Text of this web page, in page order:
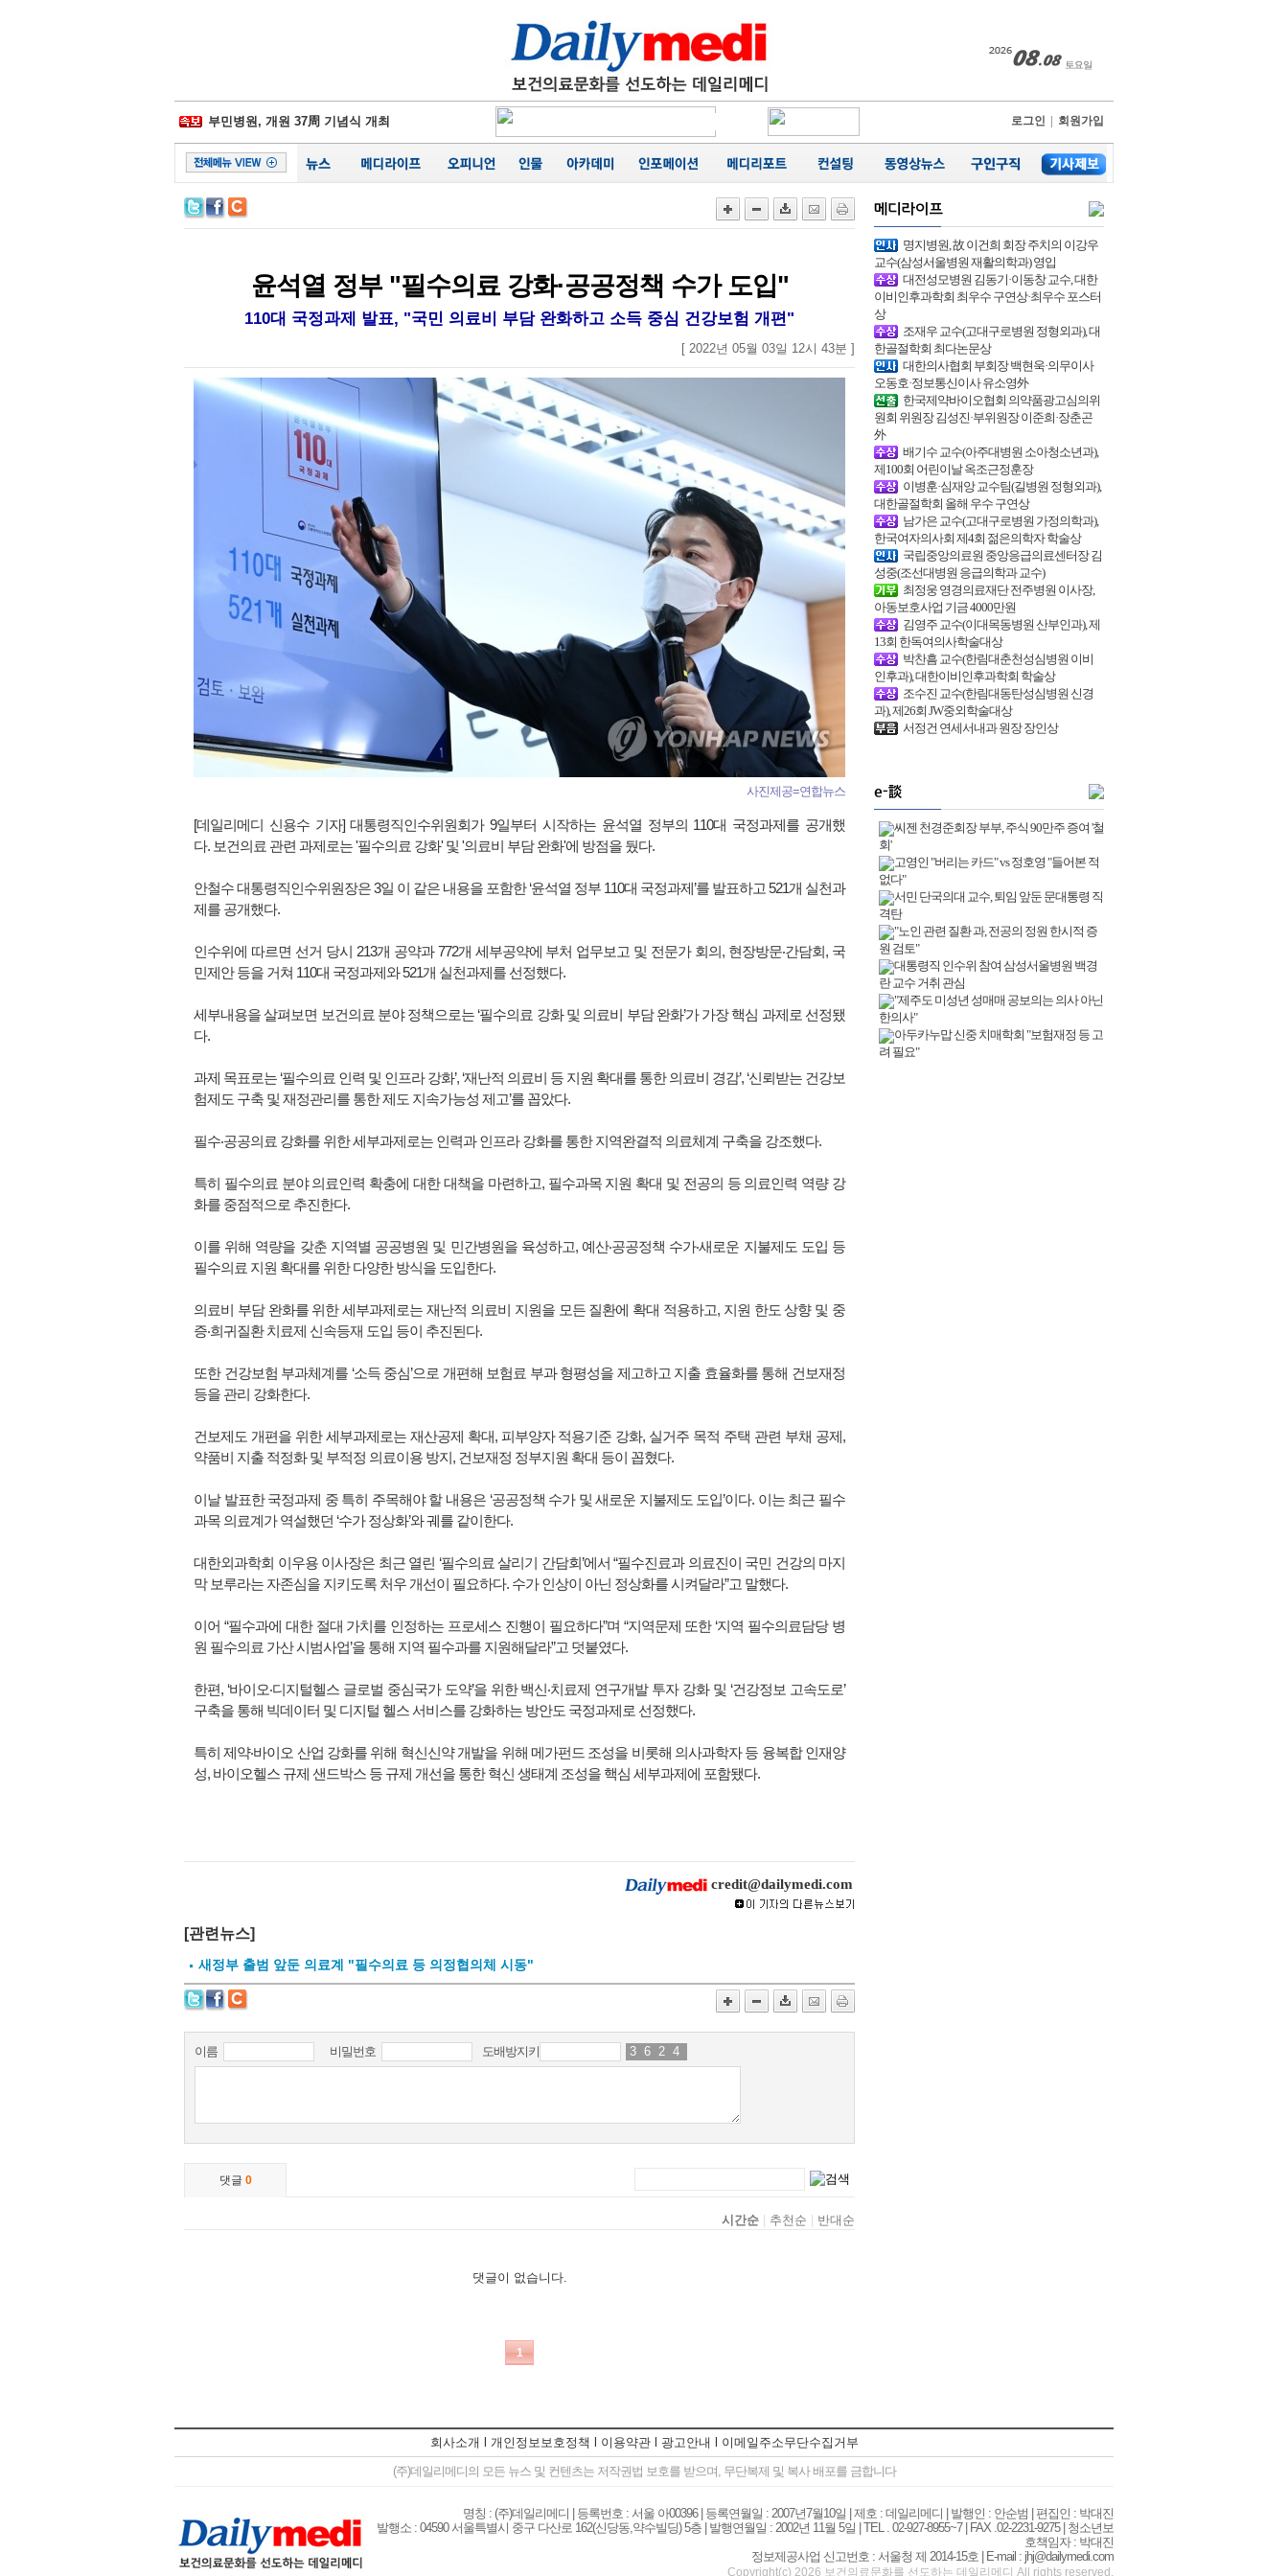
경찰병원, 어버이날 맞아 입원환자에 카네이션
부민병원, 개원 37周 기념식 개최
김포우리병원, '이웃사랑 그리기 대회' 성료
서울대병원, 베트남에 검진시스템 이식
비플러스랩, 종합 헬스케어 플랫폼 잰걸음
시화병원, 심폐소생술 모의훈련‧실기평가
삼성물산-제일모직 합병 무효소송 6년만에 '마무
로그인 회원가입
윤석열 정부 "필수의료 강화·공공정책 수가 도입"
110대 국정과제 발표, "국민 의료비 부담 완화하고 소득 중심 건강보험 개편"
[ 2022년 05월 03일 12시 43분 ]
사진제공=연합뉴스
[데일리메디 신용수 기자] 대통령직인수위원회가 9일부터 시작하는 윤석열 정부의 110대 국정과제를 공개했
다. 보건의료 관련 과제로는 '필수의료 강화' 및 '의료비 부담 완화'에 방점을 뒀다.
안철수 대통령직인수위원장은 3일 이 같은 내용을 포함한 ‘윤석열 정부 110대 국정과제’를 발표하고 521개 실천과
제를 공개했다.
인수위에 따르면 선거 당시 213개 공약과 772개 세부공약에 부처 업무보고 및 전문가 회의, 현장방문‧간담회, 국
민제안 등을 거쳐 110대 국정과제와 521개 실천과제를 선정했다.
세부내용을 살펴보면 보건의료 분야 정책으로는 ‘필수의료 강화 및 의료비 부담 완화’가 가장 핵심 과제로 선정됐
다.
과제 목표로는 ‘필수의료 인력 및 인프라 강화’, ‘재난적 의료비 등 지원 확대를 통한 의료비 경감’, ‘신뢰받는 건강보
험제도 구축 및 재정관리를 통한 제도 지속가능성 제고’를 꼽았다.
필수‧공공의료 강화를 위한 세부과제로는 인력과 인프라 강화를 통한 지역완결적 의료체계 구축을 강조했다.
특히 필수의료 분야 의료인력 확충에 대한 대책을 마련하고, 필수과목 지원 확대 및 전공의 등 의료인력 역량 강
화를 중점적으로 추진한다.
이를 위해 역량을 갖춘 지역별 공공병원 및 민간병원을 육성하고, 예산‧공공정책 수가‧새로운 지불제도 도입 등
필수의료 지원 확대를 위한 다양한 방식을 도입한다.
의료비 부담 완화를 위한 세부과제로는 재난적 의료비 지원을 모든 질환에 확대 적용하고, 지원 한도 상향 및 중
증‧희귀질환 치료제 신속등재 도입 등이 추진된다.
또한 건강보험 부과체계를 ‘소득 중심’으로 개편해 보험료 부과 형평성을 제고하고 지출 효율화를 통해 건보재정
등을 관리 강화한다.
건보제도 개편을 위한 세부과제로는 재산공제 확대, 피부양자 적용기준 강화, 실거주 목적 주택 관련 부채 공제,
약품비 지출 적정화 및 부적정 의료이용 방지, 건보재정 정부지원 확대 등이 꼽혔다.
이날 발표한 국정과제 중 특히 주목해야 할 내용은 ‘공공정책 수가 및 새로운 지불제도 도입’이다. 이는 최근 필수
과목 의료계가 역설했던 ‘수가 정상화’와 궤를 같이한다.
대한외과학회 이우용 이사장은 최근 열린 ‘필수의료 살리기 간담회’에서 “필수진료과 의료진이 국민 건강의 마지
막 보루라는 자존심을 지키도록 처우 개선이 필요하다. 수가 인상이 아닌 정상화를 시켜달라”고 말했다.
이어 “필수과에 대한 절대 가치를 인정하는 프로세스 진행이 필요하다”며 “지역문제 또한 ‘지역 필수의료담당 병
원 필수의료 가산 시범사업’을 통해 지역 필수과를 지원해달라”고 덧붙였다.
한편, ‘바이오‧디지털헬스 글로벌 중심국가 도약’을 위한 백신‧치료제 연구개발 투자 강화 및 ‘건강정보 고속도로’
구축을 통해 빅데이터 및 디지털 헬스 서비스를 강화하는 방안도 국정과제로 선정했다.
특히 제약‧바이오 산업 강화를 위해 혁신신약 개발을 위해 메가펀드 조성을 비롯해 의사과학자 등 융복합 인재양
성, 바이오헬스 규제 샌드박스 등 규제 개선을 통한 혁신 생태계 조성을 핵심 세부과제에 포함됐다.
credit@dailymedi.com
[관련뉴스]
새정부 출범 앞둔 의료계 "필수의료 등 의정협의체 시동"
명지병원, 故 이건희 회장 주치의 이강우
교수(삼성서울병원 재활의학과) 영입
대전성모병원 김동기·이동창 교수, 대한
이비인후과학회 최우수 구연상·최우수 포스터
상
조재우 교수(고대구로병원 정형외과), 대
한골절학회 최다논문상
대한의사협회 부회장 백현욱·의무이사
오동호·정보통신이사 유소영外
한국제약바이오협회 의약품광고심의위
원회 위원장 김성진·부위원장 이준희·장춘곤
外
배기수 교수(아주대병원 소아청소년과),
제100회 어린이날 옥조근정훈장
이병훈·심재앙 교수팀(길병원 정형외과),
대한골절학회 올해 우수 구연상
남가은 교수(고대구로병원 가정의학과),
한국여자의사회 제4회 젊은의학자 학술상
국립중앙의료원 중앙응급의료센터장 김
성중(조선대병원 응급의학과 교수)
최정웅 영경의료재단 전주병원 이사장,
아동보호사업 기금 4000만원
김영주 교수(이대목동병원 산부인과), 제
13회 한독여의사학술대상
박찬흠 교수(한림대춘천성심병원 이비
인후과), 대한이비인후과학회 학술상
조수진 교수(한림대동탄성심병원 신경
과), 제26회 JW중외학술대상
서정건 연세서내과 원장 장인상
씨젠 천경준회장 부부, 주식 90만주 증여 '철
회'
고영인 "버리는 카드" vs 정호영 "들어본 적
없다"
서민 단국의대 교수, 퇴임 앞둔 문대통령 직
격탄
"노인 관련 질환 과, 전공의 정원 한시적 증
원 검토"
대통령직 인수위 참여 삼성서울병원 백경
란 교수 거취 관심
"제주도 미성년 성매매 공보의는 의사 아닌
한의사"
아두카누맙 신중 치매학회 "보험재정 등 고
려 필요"
회사소개 개인정보보호정책 이용약관l 광고안내
이메일주소무단수집거부
(주)데일리메디의 모든 뉴스 및 컨텐츠는 저작권법 보호를 받으며, 무단복제 및 복사 배포를 금합니다
명칭 : (주)데일리메디 | 등록번호 : 서울 아00396 | 등록연월일 : 2007년7월10일 | 제호 : 데일리메디 | 발행인 : 안순범 | 편집인 : 박대진
발행소 : 04590 서울특별시 중구 다산로 162(신당동,약수빌딩) 5층 | 발행연월일 : 2002년 11월 5일 | TEL . 02-927-8955~7 | FAX .02-2231-9275 | 청소년보
호책임자 : 박대진
정보제공사업 신고번호 : 서울청 제 2014-15호 | E-mail : jhj@dailymedi.com
Copyright(c) 2026 보건의료문화를 선도하는 데일리메디 All rights reserved.